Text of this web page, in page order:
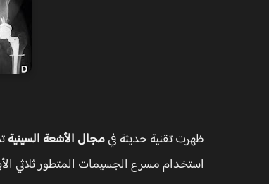
ظهرت تقنية حديثة فيمجال الأشعة السينية
استخدام مسرع الجسيمات المتطور ثلاثي